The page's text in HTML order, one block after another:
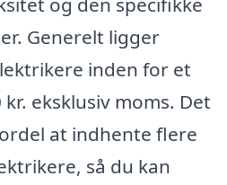
Generelt ligger
inden for et
eksklusiv moms. Det
at indhente flere
så du kan